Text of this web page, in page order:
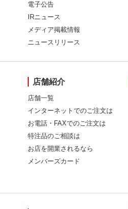
電子公告
IRニュース
メディア掲載情報
ニュースリリース
店舗紹介
店舗一覧
インターネットでのご注文は
お電話・FAXでのご注文は
特注品のご相談は
お店を開業されるなら
メンバーズカード